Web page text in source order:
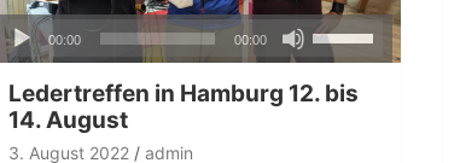
Audio-
Player
00:00 00:00
Pfeiltasten
Hoch/Runter
benutzen,
Ledertreffen in Hamburg 12. bis
14. August
3. August 2022 admin